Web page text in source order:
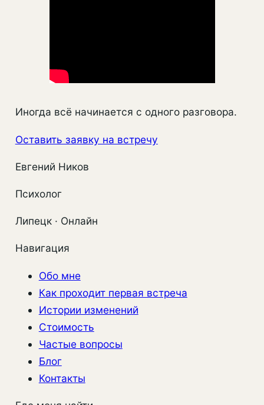
Иногда всё начинается с одного разговора.
Оставить заявку на встречу
Евгений Ников
Психолог
Липецк · Онлайн
Навигация
Обо мне
Как проходит первая встреча
Истории изменений
Стоимость
Частые вопросы
Блог
Контакты